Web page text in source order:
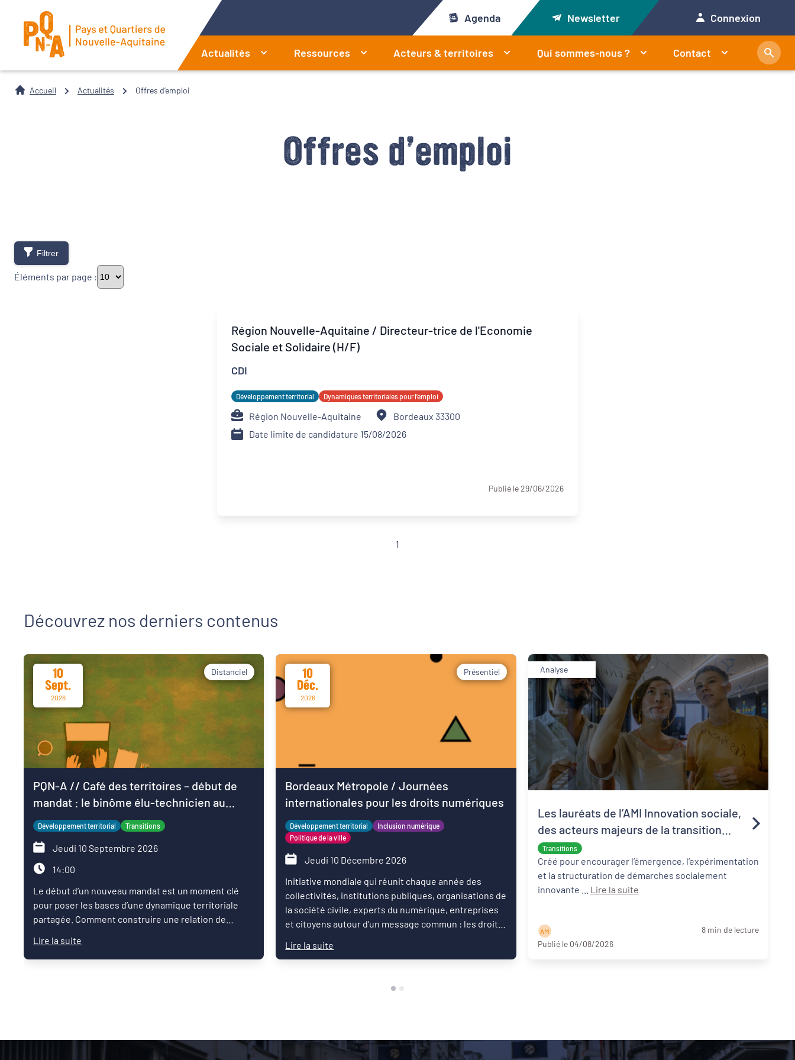
Agenda Newsletter Connexion
Actualités Ressources Acteurs & territoires Qui sommes-nous ? Contact
Accueil Actualités Offres d’emploi
Offres d’emploi
Filtrer
Éléments par page :
Développement territorial
villes
Région Nouvelle-Aquitaine / Directeur-trice de l'Economie
Sociale et Solidaire (H/F)
CDI
Développement territorial Dynamiques territoriales pour l’emploi
Région Nouvelle-Aquitaine
Bordeaux 33300
Date limite de candidature 15/08/2026
Publié le 29/06/2026
1
Découvrez nos derniers contenus
10
Sept.
2026
Distanciel
PQN-A // Café des territoires – début de
mandat : le binôme élu-technicien au
service du projet de territoire
Développement territorial Transitions
Jeudi 10 Septembre 2026
14:00
Le début d’un nouveau mandat est un moment clé
pour poser les bases d’une dynamique territoriale
partagée. Comment construire une relation de
articuler les ambitions politiques, l’expertise des
services et les enjeux du territoire pour faire
des partenaires et articulation avec les démarches
Lire la suite
10
Déc.
2026
Présentiel
Bordeaux Métropole / Journées
internationales pour les droits numériques
Développement territorial
Inclusion numérique
Politique de la ville
Jeudi 10 Décembre 2026
Initiative mondiale qui réunit chaque année des
collectivités, institutions publiques, organisations de
la société civile, experts du numérique, entreprises
et citoyens autour d’un message commun : les droits
Lire la suite
Analyse
Transitions
Les lauréats de l’AMI Innovation sociale,
des acteurs majeurs de la transition
écologique et sociale
Créé pour encourager l’émergence, l’expérimentation
et la structuration de démarches socialement
Lire la suite
A M
8 min de lecture
Publié le 04/08/2026